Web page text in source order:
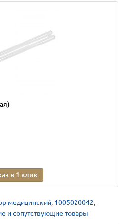
в 1 клик
медицинский, 1005020042,
и сопутствующие товары